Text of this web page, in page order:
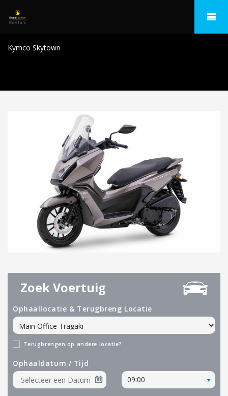
Kymco Skytown
Zoek Voertuig
Ophaallocatie & Terugbreng Locatie
Terugbrengen op andere locatie?
Ophaaldatum / Tijd
09:00